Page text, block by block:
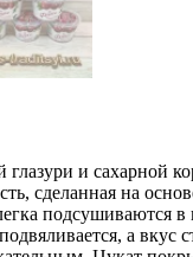
глазури и сахарной
сделанная на
подсушиваются в
а вкус